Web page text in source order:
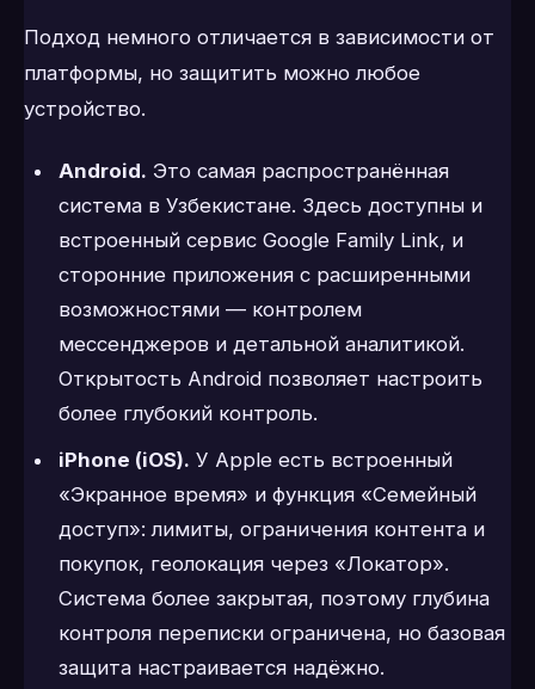
Подход немного отличается в зависимости от
платформы, но защитить можно любое
устройство.
Android. Это самая распространённая
система в Узбекистане. Здесь доступны и
встроенный сервис Google Family Link, и
сторонние приложения с расширенными
возможностями — контролем
мессенджеров и детальной аналитикой.
Открытость Android позволяет настроить
более глубокий контроль.
iPhone (iOS). У Apple есть встроенный
«Экранное время» и функция «Семейный
доступ»: лимиты, ограничения контента и
покупок, геолокация через «Локатор».
Система более закрытая, поэтому глубина
контроля переписки ограничена, но базовая
защита настраивается надёжно.